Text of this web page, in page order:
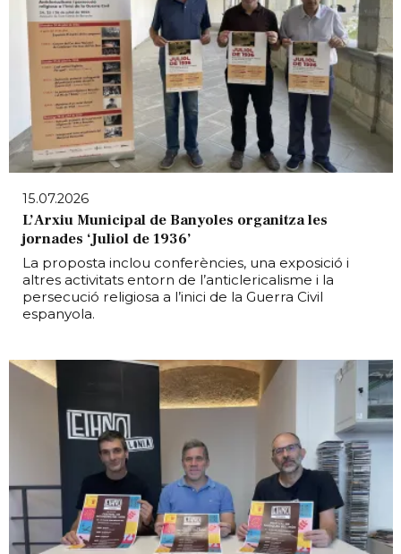
15.07.2026
L’Arxiu Municipal de Banyoles organitza les
jornades ‘Juliol de 1936’
La proposta inclou conferències, una exposició i
altres activitats entorn de l’anticlericalisme i la
persecució religiosa a l’inici de la Guerra Civil
espanyola.